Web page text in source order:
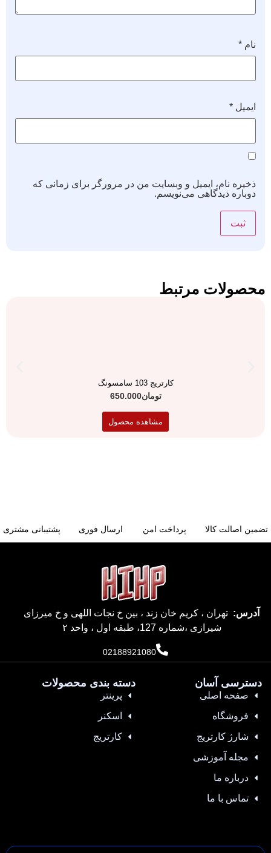
نام *
ایمیل *
ذخیره نام، ایمیل و وبسایت من در مرورگر برای زمانی که
دوباره دیدگاهی می‌نویسم.
محصولات مرتبط
کارتریج 103 سامسونگ
تومان650.000
مشاهده محصول
تضمین اصالت کالا پرداخت امن ارسال فوری پشتیبانی مشتری
آدرس: تهران ، کریم خان زند ، بین خ نجات اللهی و خ میرزای
شیرازی ،شماره 127، طبقه اول ، واحد ۲
02188921080
دسترسی آسان
صفحه اصلی
فروشگاه
شارژ کارتریج
مجله آموزشی
درباره ما
تماس با ما
دسته بندی محصولات
پرینتر
اسکنر
کارتریج